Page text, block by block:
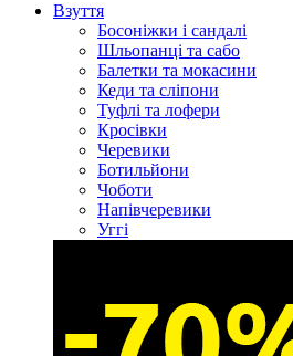
Взуття
Босоніжки і сандалі
Шльопанці та сабо
Балетки та мокасини
Кеди та сліпони
Туфлі та лофери
Кросівки
Черевики
Ботильйони
Чоботи
Напівчеревики
Уггі